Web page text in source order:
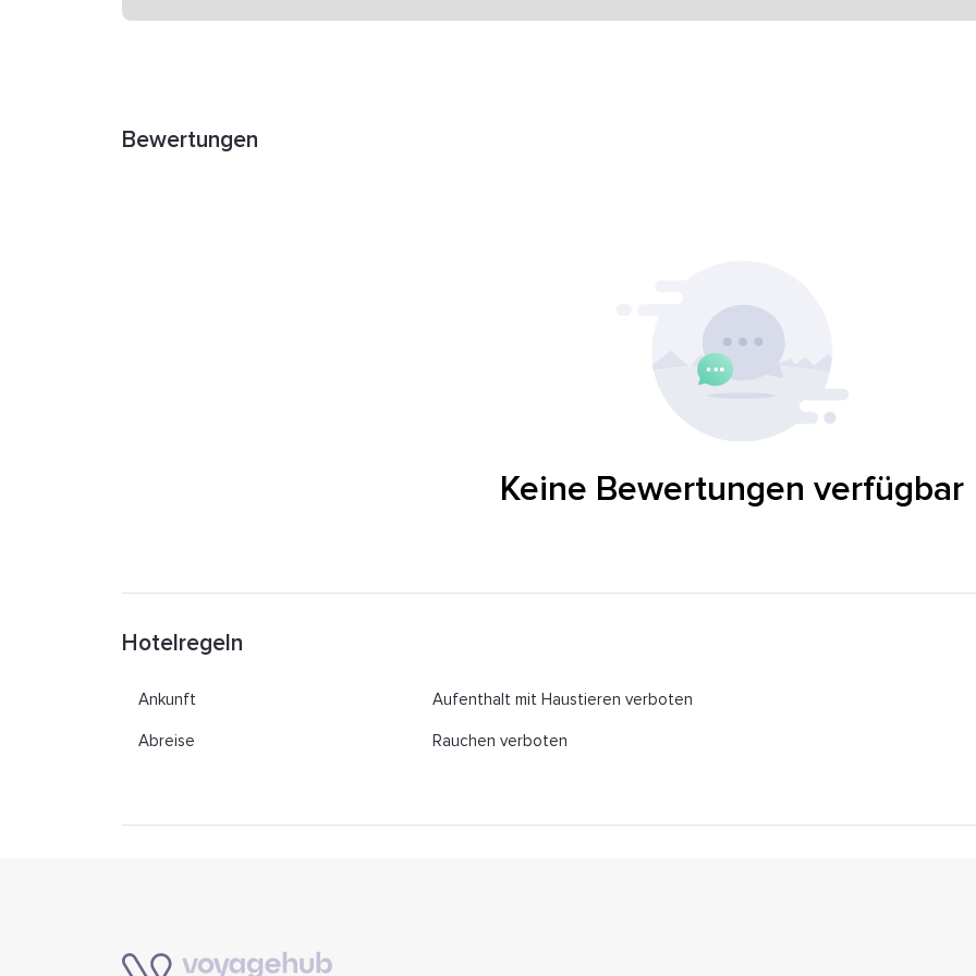
Bewertungen
Keine Bewertungen verfügbar
Hotelregeln
Ankunft
Abreise
Aufenthalt mit Haustieren verboten
Rauchen verboten